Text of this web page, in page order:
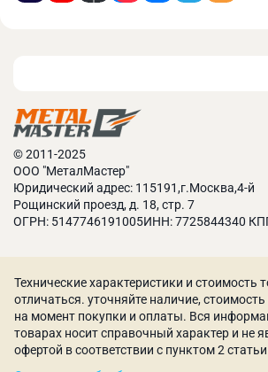
© 2011-2025
ООО "МеталМастер"
Юридический адрес: 115191,г.Москва,4-й
Рощинский проезд, д. 18, стр. 7
ОГРН: 5147746191005ИНН: 7725844340
Технические характеристики и стоимость
отличаться. уточняйте наличие,
на момент покупки и оплаты. Вся
товарах носит справочный характер и не
офертой в соответствии с пунктом 2